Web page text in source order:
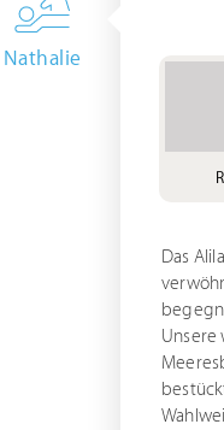
Nathalie
Das
Unsere